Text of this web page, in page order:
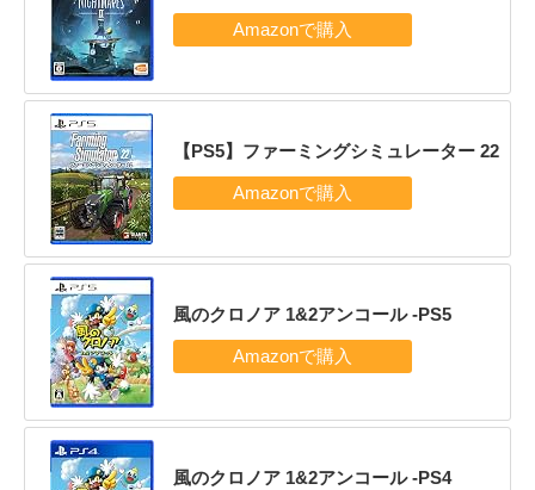
【PS5】ファーミングシミュレーター 22
風のクロノア 1&2アンコール -PS5
風のクロノア 1&2アンコール -PS4